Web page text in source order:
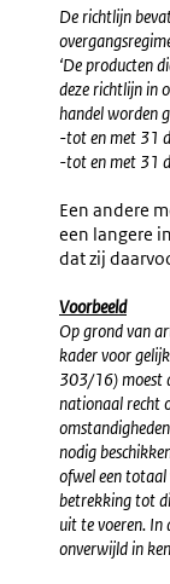
De richtlijn
‘De producten
deze richtlijn in
handel worden
-tot en met 31
-tot en met 31
Een andere
een langere
dat zij
Voorbeeld
Op grond van
kader voor
303/16) moest
nationaal recht
nodig
ofwel een
betrekking tot
uit te voeren. In
onverwijld in